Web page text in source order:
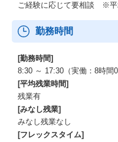
ご経験に応じて要相談 ※平
勤務時間
[勤務時間]
8:30 ～ 17:30（実働：8時
[平均残業時間]
残業有
[みなし残業]
みなし残業なし
[フレックスタイム]